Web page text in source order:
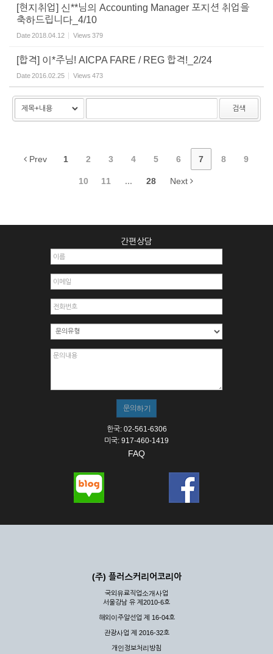
[현지취업] 신**님의 Accounting Manager 포지션 취업을
축하드립니다_4/10
Date2018.04.12 Views 379
[합격] 이*주님! AICPA FARE / REG 합격!_2/24
Date2016.02.25 Views 473
검색
Prev 1 2 3 4 5 6 7 8 9
10 11 ... 28 Next
간편상담
한국: 02-561-6306
미국: 917-460-1419
FAQ
(주) 플러스커리어코리아
국외유료직업소개사업
서울강남 유 제2010-6호
해외이주알선업 제 16-04호
관광사업 제 2016-32호
개인정보처리방침